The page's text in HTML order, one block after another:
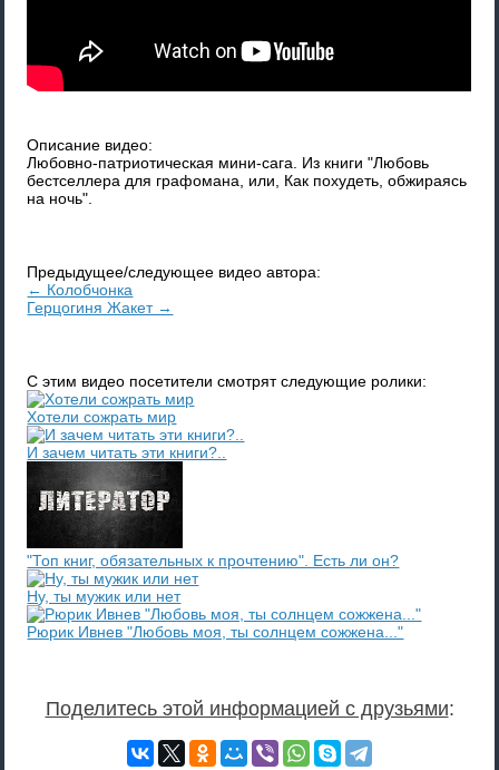
Описание видео:
Любовно-патриотическая мини-сага. Из книги "Любовь
бестселлера для графомана, или, Как похудеть, обжираясь
на ночь".
Предыдущее/следующее видео автора:
← Колобчонка
Герцогиня Жакет →
С этим видео посетители смотрят следующие ролики:
Хотели сожрать мир
И зачем читать эти книги?..
"Топ книг, обязательных к прочтению". Есть ли он?
Ну, ты мужик или нет
Рюрик Ивнев "Любовь моя, ты солнцем сожжена..."
Поделитесь этой информацией с друзьями: